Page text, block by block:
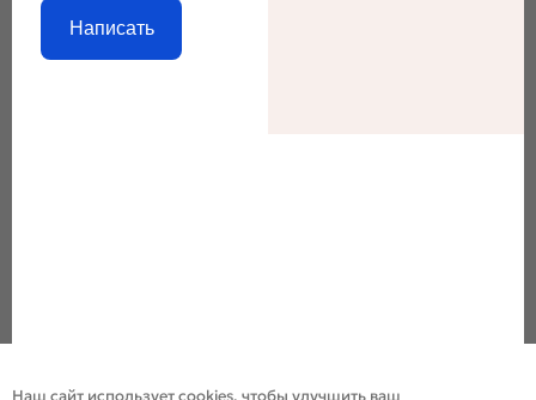
Написать
Наш сайт использует cookies, чтобы улучшить ваш